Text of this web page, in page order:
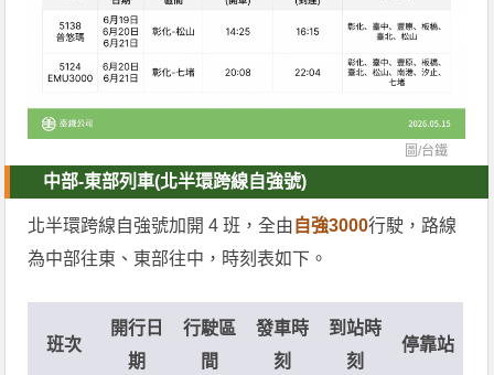
圖/台鐵
中部-東部列車(北半環跨線自強號)
北半環跨線自強號加開 4 班，全由 自強3000行駛，路線
為中部往東、東部往中，時刻表如下。
班次
開行日
期
行駛區
間
發車時
刻
到站時
刻
停靠站